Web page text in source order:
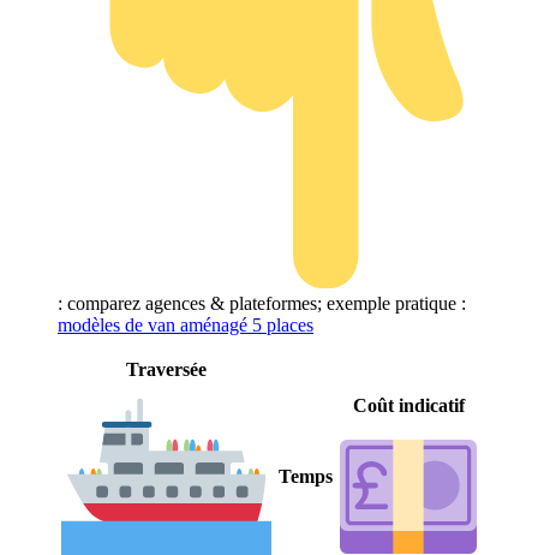
: comparez agences & plateformes; exemple pratique :
modèles de van aménagé 5 places
Traversée
Temps
Coût indicatif